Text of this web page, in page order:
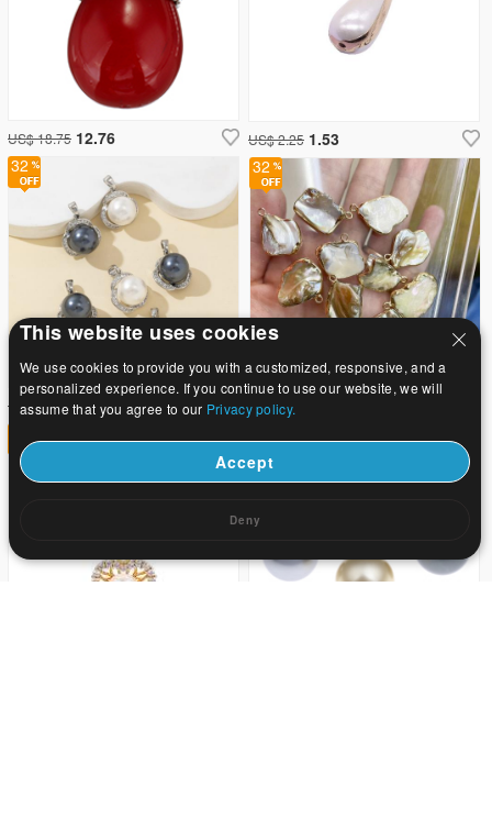
US$ 18.75 12.76
32
US$ 0.48
US$ 2.25 1.53
32
US$ 1.2 0.82
This website uses cookies
We use cookies to provide you with a customized, responsive, and a
personalized experience. If you continue to use our website, we will
assume that you agree to our Privacy policy.
Accept
Deny